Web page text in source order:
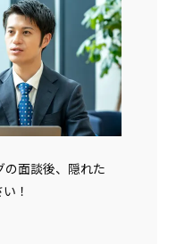
面談後、隠れた
！